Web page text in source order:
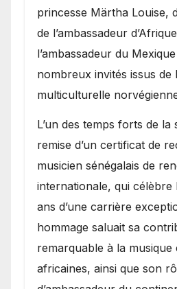
princesse Märtha Louise,
de l’ambassadeur
l’ambassadeur du
nombreux invités issus de
multiculturelle
​L’un des temps forts de la
remise d’un certificat de
musicien sénégalais de
internationale, qui célèbre
ans d’une carrière
hommage saluait sa
remarquable à la
africaines, ainsi que son